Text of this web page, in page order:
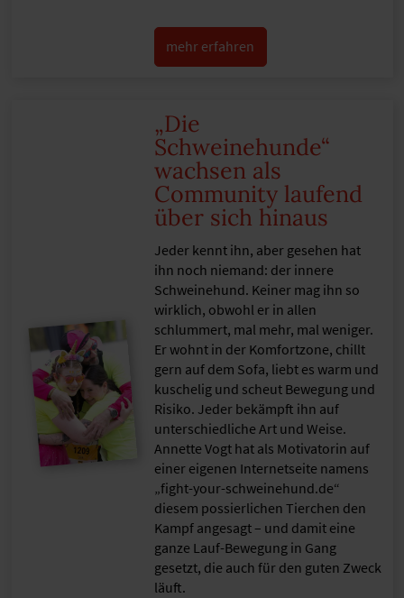
mehr erfahren
„Die
Schweinehunde“
wachsen als
Community laufend
über sich hinaus
Jeder kennt ihn, aber gesehen hat
ihn noch niemand: der innere
Schweinehund. Keiner mag ihn so
wirklich, obwohl er in allen
schlummert, mal mehr, mal weniger.
Er wohnt in der Komfortzone, chillt
gern auf dem Sofa, liebt es warm und
kuschelig und scheut Bewegung und
Risiko. Jeder bekämpft ihn auf
unterschiedliche Art und Weise.
Annette Vogt hat als Motivatorin auf
einer eigenen Internetseite namens
„fight-your-schweinehund.de“
diesem possierlichen Tierchen den
Kampf angesagt – und damit eine
ganze Lauf-Bewegung in Gang
gesetzt, die auch für den guten Zweck
läuft.